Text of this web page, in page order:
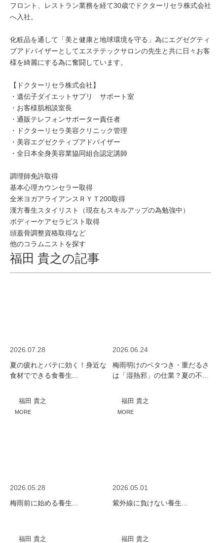
フロント、レストラン業務を経て30歳でドクターリセラ株式会社
へ入社。
化粧品を通して「美と健康と地球環境を守る」為にエグゼグティ
ブアドバイザーとしてエステテックサロンの先生と共に日々お客
様を綺麗にする為に奮闘しています。
【ドクターリセラ株式会社】
・遺伝子ダイエットサプリ サポート室
・お客様肌相談室長
・通販テレフォンサポーター責任者
・ドクターリセラ美容クリニック管理
・美容エグゼクティブアドバイザー
・全日本全身美容業協同組合認定講師
調理師免許取得
基本心理カウンセラー取得
全米ヨガアライアンスＲＹＴ200取得
漢方養生スタイリスト（現在もスキルアップの為勉強中）
ボディーケアセラピスト取得
頭蓋骨調整資格取得など
他のコラムニストを探す
福田 貴之の記事
2026.07.28
夏の疲れとバテに効く！身近な
食材でできる食養生...
福田 貴之
MORE
2026.06.24
梅雨明けのベタつき・重だるさ
は「湿熱邪」の仕業？夏の不...
福田 貴之
MORE
2026.05.28
梅雨前に始める養生...
福田 貴之
2026.05.01
紫外線に負けない養生...
福田 貴之